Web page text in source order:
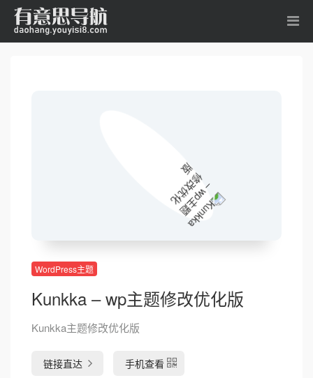
WordPress主题
Kunkka – wp主题修改优化版
Kunkka主题修改优化版
链接直达 手机查看